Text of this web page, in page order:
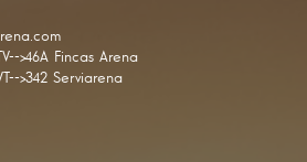
>46A Fincas Arena
>342 Serviarena